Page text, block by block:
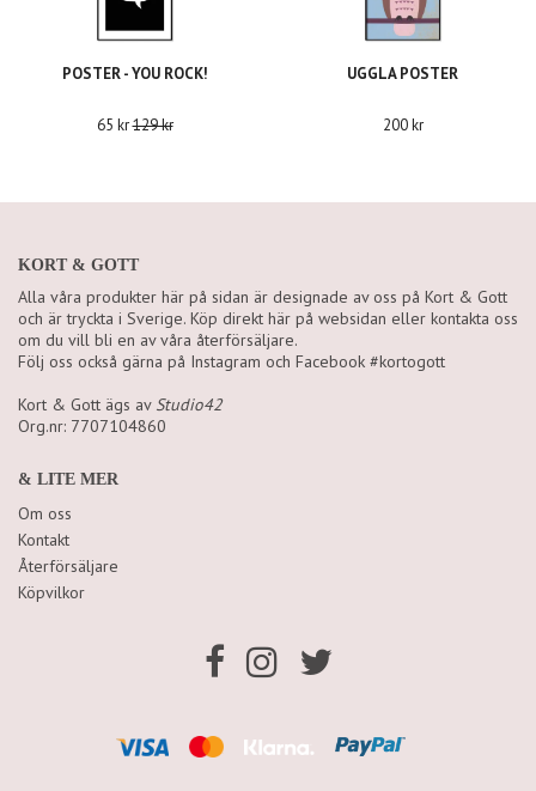
POSTER - YOU ROCK!
65 kr129 kr
UGGLA POSTER
200 kr
KORT & GOTT
Alla våra produkter här på sidan är designade av oss på Kort & Gott
och är tryckta i Sverige. Köp direkt här på websidan eller kontakta oss
om du vill bli en av våra återförsäljare.
Följ oss också gärna på Instagram och Facebook #kortogott
Kort & Gott ägs av Studio42
Org.nr: 7707104860
& LITE MER
Om oss
Kontakt
Återförsäljare
Köpvilkor